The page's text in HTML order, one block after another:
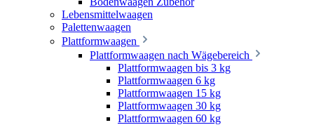
Lebensmittelwaagen
Palettenwaagen
Plattformwaagen
Plattformwaagen nach Wägebereich
Plattformwaagen bis 3 kg
Plattformwaagen 6 kg
Plattformwaagen 15 kg
Plattformwaagen 30 kg
Plattformwaagen 60 kg